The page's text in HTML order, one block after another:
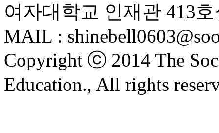
여자대학교 인재관 413
MAIL :
Copyright ⓒ 2014 The
Education., All rights